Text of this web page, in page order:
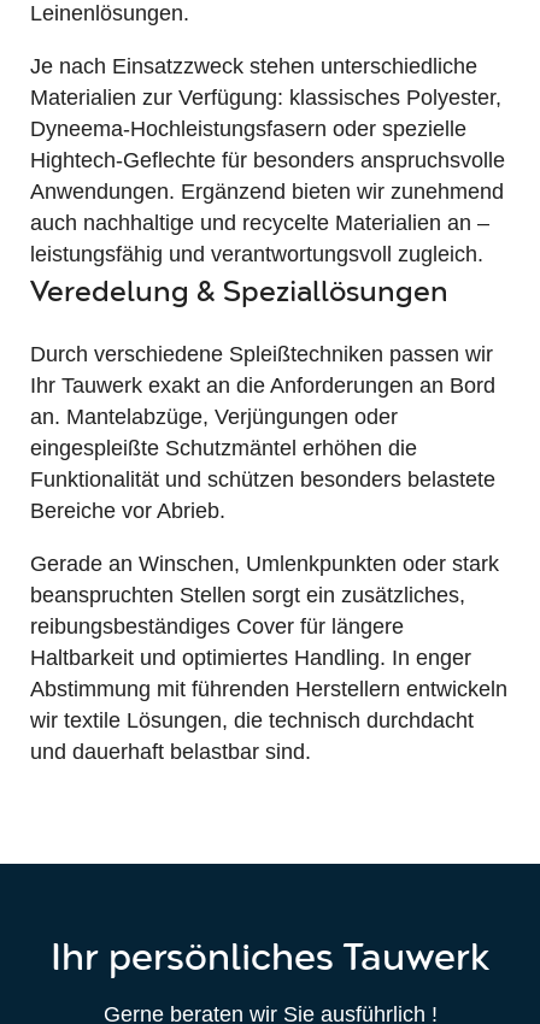
Leinenlösungen.
Je nach Einsatzzweck stehen unterschiedliche
Materialien zur Verfügung: klassisches Polyester,
Dyneema-Hochleistungsfasern oder spezielle
Hightech-Geflechte für besonders anspruchsvolle
Anwendungen. Ergänzend bieten wir zunehmend
auch nachhaltige und recycelte Materialien an –
leistungsfähig und verantwortungsvoll zugleich.
Veredelung & Speziallösungen
Durch verschiedene Spleißtechniken passen wir
Ihr Tauwerk exakt an die Anforderungen an Bord
an. Mantelabzüge, Verjüngungen oder
eingespleißte Schutzmäntel erhöhen die
Funktionalität und schützen besonders belastete
Bereiche vor Abrieb.
Gerade an Winschen, Umlenkpunkten oder stark
beanspruchten Stellen sorgt ein zusätzliches,
reibungsbeständiges Cover für längere
Haltbarkeit und optimiertes Handling. In enger
Abstimmung mit führenden Herstellern entwickeln
wir textile Lösungen, die technisch durchdacht
und dauerhaft belastbar sind.
Ihr persönliches Tauwerk
Gerne beraten wir Sie ausführlich !